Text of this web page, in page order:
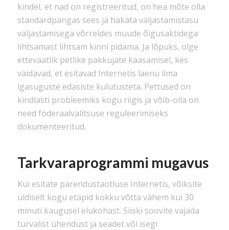
kindel, et nad on registreeritud, on hea mõte olla
standardpangas sees ja hakata väljastamistasu
väljastamisega võrreldes muude õigusaktidega
lihtsamast lihtsam kinni pidama. Ja lõpuks, olge
ettevaatlik petlike pakkujate kaasamisel, kes
väidavad, et esitavad Internetis laenu ilma
igasuguste edasiste kulutusteta. Pettused on
kindlasti probleemiks kogu riigis ja võib-olla on
need föderaalvalitsuse reguleerimiseks
dokumenteeritud.
Tarkvaraprogrammi mugavus
Kui esitate parendustaotluse Internetis, võiksite
üldiselt kogu etapid kokku võtta vähem kui 30
minuti kaugusel elukohast. Siiski soovite vajada
turvalist ühendust ja seadet või isegi